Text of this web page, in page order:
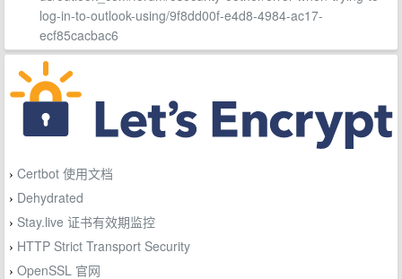
log-in-to-outlook-using/9f8dd00f-e4d8-4984-ac17-
ecf85cacbac6
› Certbot 使用文档
› Dehydrated
› Stay.live 证书有效期监控
› HTTP Strict Transport Security
› OpenSSL 官网